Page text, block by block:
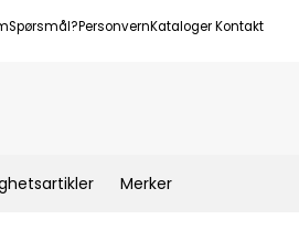
Spørsmål?PersonvernKatalogerKontakt
Merker